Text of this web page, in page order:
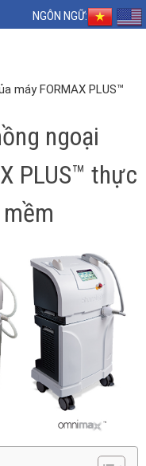
NGÔN NGỮ:
máy FORMAX PLUS™
ngoại
PLUS™ thực